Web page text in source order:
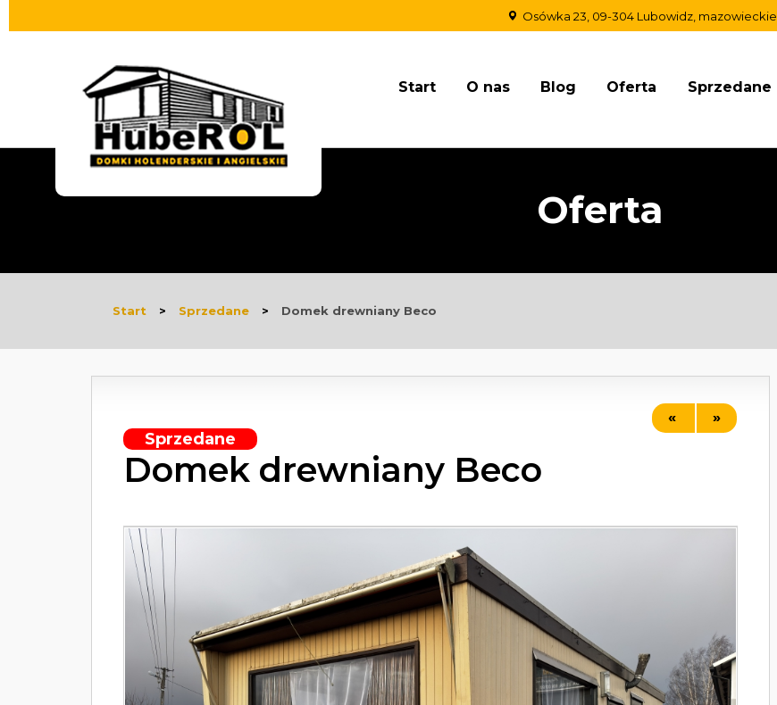
Osówka 23, 09-304 Lubowidz, mazowieckie
Start O nas Blog Oferta Sprzedane
Oferta
Start > Sprzedane > Domek drewniany Beco
« »
Sprzedane
Domek drewniany Beco